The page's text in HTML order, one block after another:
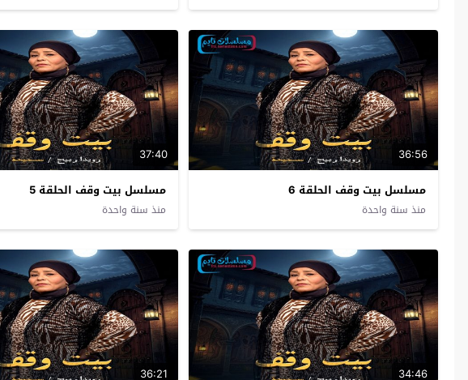
36:56
مسلسل بيت وقف الحلقة 6
منذ سنة واحدة
37:40
مسلسل بيت وقف الحلقة 5
منذ سنة واحدة
34:46
36:21